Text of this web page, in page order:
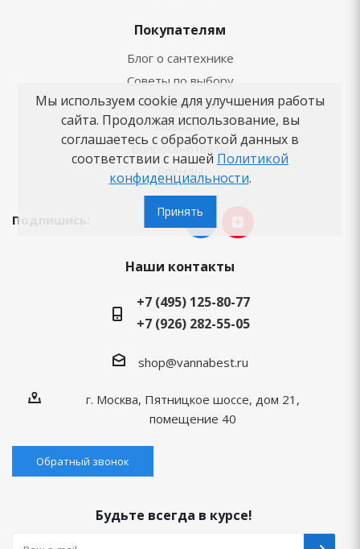
Покупателям
Блог о сантехнике
Советы по выбору
Как заказать
Новости
Вопросы-ответы
Подпишись:
Наши контакты
+7 (495) 125-80-77
+7 (926) 282-55-05
shop@vannabest.ru
г. Москва, Пятницкое шоссе, дом 21,
помещение 40
Обратный звонок
Будьте всегда в курсе!
Мы используем cookie для улучшения работы
сайта. Продолжая использование, вы
соглашаетесь с обработкой данных в
соответствии с нашей Политикой
конфиденциальности.
Принять